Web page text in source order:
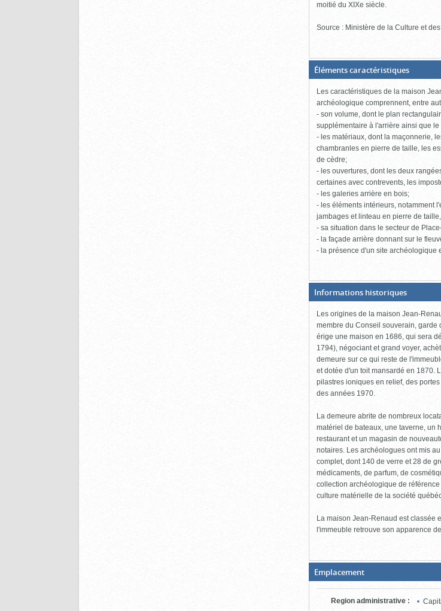
moitié du XIXe siècle.
Source : Ministère de la Culture et
Éléments caractéristiques(Boite
fermée,
cliquer
pour
ouvrir)
Les caractéristiques de la maison
archéologique comprennent, entre
- son volume, dont le plan
supplémentaire à l'arrière ainsi que
- les matériaux, dont la maçonnerie,
chambranles en pierre de taille, les
de cèdre;
- les ouvertures, dont les deux
certaines avec contrevents, les
- les galeries arrière en bois;
- les éléments intérieurs, notamment
jambages et linteau en pierre de
- sa situation dans le secteur de
- la façade arrière donnant sur le
- la présence d'un site archéologique
Informations historiques(Boite
fermée,
cliquer
pour
ouvrir)
Les origines de la maison Jean-
membre du Conseil souverain, garde
érige une maison en 1686, qui sera
1794), négociant et grand voyer,
demeure sur ce qui reste de
et dotée d'un toit mansardé en 1870.
pilastres ioniques en relief, des
des années 1970.
La demeure abrite de nombreux
matériel de bateaux, une taverne, un
restaurant et un magasin de
notaires. Les archéologues ont mis
complet, dont 140 de verre et 28 de
médicaments, de parfum, de
collection archéologique de
culture matérielle de la société
La maison Jean-Renaud est classée
l'immeuble retrouve son apparence
Emplacement(Boite
fermée,
cliquer
pour
ouvrir)
Region administrative :